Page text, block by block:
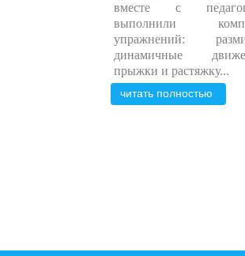
вместе с
выполнили
упражнений:
динамичные
прыжки и растяжку...
читать полностью